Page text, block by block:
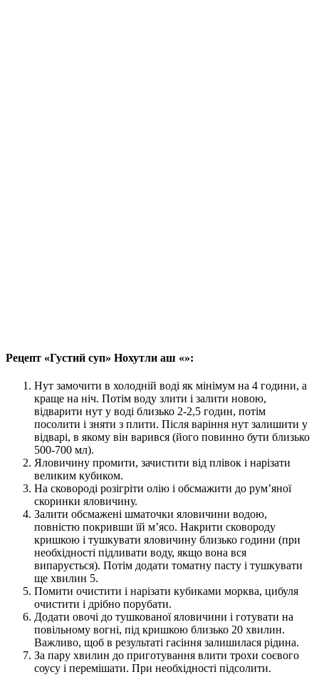
Рецепт «Густий суп» Нохутли аш «»:
Нут замочити в холодній воді як мінімум на 4 години, а
краще на ніч. Потім воду злити і залити новою,
відварити нут у воді близько 2-2,5 годин, потім
посолити і зняти з плити. Після варіння нут залишити у
відварі, в якому він варився (його повинно бути близько
500-700 мл).
Яловичину промити, зачистити від плівок і нарізати
великим кубиком.
На сковороді розігріти олію і обсмажити до рум’яної
скоринки яловичину.
Залити обсмажені шматочки яловичини водою,
повністю покривши їй м’ясо. Накрити сковороду
кришкою і тушкувати яловичину близько години (при
необхідності підливати воду, якщо вона вся
випарується). Потім додати томатну пасту і тушкувати
ще хвилин 5.
Помити очистити і нарізати кубиками морква, цибуля
очистити і дрібно порубати.
Додати овочі до тушкованої яловичини і готувати на
повільному вогні, під кришкою близько 20 хвилин.
Важливо, щоб в результаті гасіння залишилася рідина.
За пару хвилин до приготування влити трохи соєвого
соусу і перемішати. При необхідності підсолити.